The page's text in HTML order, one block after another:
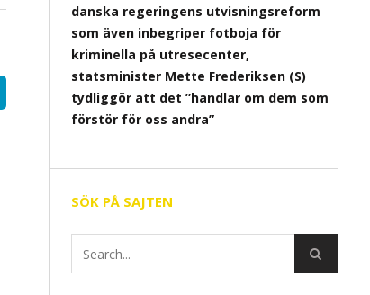
danska regeringens utvisningsreform
som även inbegriper fotboja för
kriminella på utresecenter,
statsminister Mette Frederiksen (S)
tydliggör att det ”handlar om dem som
förstör för oss andra”
SÖK PÅ SAJTEN